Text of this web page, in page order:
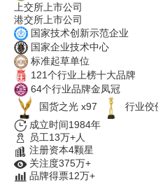
上交所上市公司
港交所上市公司
国家技术创新示范企业
国家企业技术中心
标准起草单位
121个行业上榜十大品牌
64个行业品牌金凤冠
国货之光 x97
行业佼
成立时间1984年
员工13万+人
注册资本4颗星
关注度375万+
品牌得票12万+